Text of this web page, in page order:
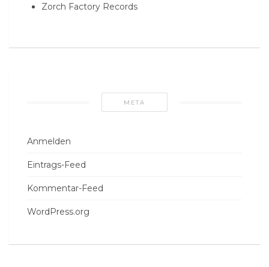
Zorch Factory Records
META
Anmelden
Eintrags-Feed
Kommentar-Feed
WordPress.org